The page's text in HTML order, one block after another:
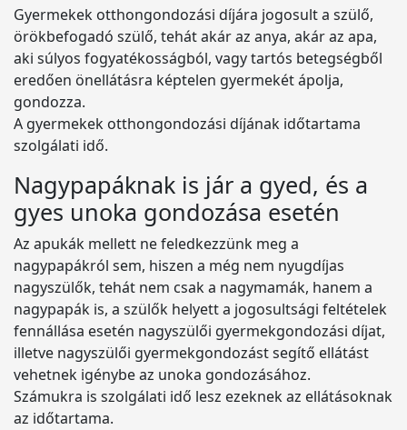
Gyermekek otthongondozási díjára jogosult a szülő,
örökbefogadó szülő, tehát akár az anya, akár az apa,
aki súlyos fogyatékosságból, vagy tartós betegségből
eredően önellátásra képtelen gyermekét ápolja,
gondozza.
A gyermekek otthongondozási díjának időtartama
szolgálati idő.
Nagypapáknak is jár a gyed, és a
gyes unoka gondozása esetén
Az apukák mellett ne feledkezzünk meg a
nagypapákról sem, hiszen a még nem nyugdíjas
nagyszülők, tehát nem csak a nagymamák, hanem a
nagypapák is, a szülők helyett a jogosultsági feltételek
fennállása esetén nagyszülői gyermekgondozási díjat,
illetve nagyszülői gyermekgondozást segítő ellátást
vehetnek igénybe az unoka gondozásához.
Számukra is szolgálati idő lesz ezeknek az ellátásoknak
az időtartama.